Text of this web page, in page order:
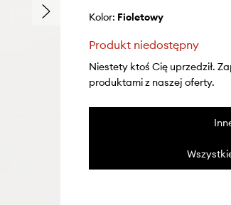
Kolor: fioletowy
Produkt niedostępny
Niestety ktoś Cię uprzedził.
produktami z naszej oferty.